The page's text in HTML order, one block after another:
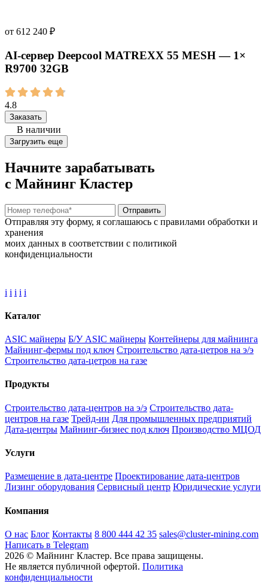
от 612 240 ₽
AI‑сервер Deepcool MATREXX 55 MESH — 1×
R9700 32GB
4.8
Заказать
В наличии
Загрузить еще
Начните зарабатывать
с Майнинг Кластер
Отправить
Отправляя эту форму, я соглашаюсь с правилами обработки и
хранения
моих данных в соответствии с политикой
конфиденциальности
i i i i i
Каталог
ASIC майнеры Б/У ASIC майнеры Контейнеры для майнинга
Майнинг-фермы под ключ Строительство дата-цетров на э/э
Строительство дата-цетров на газе
Продукты
Строительство дата-центров на э/э Строительство дата-
центров на газе Трейд-ин Для промышленных предприятий
Дата-центры Майнинг-бизнес под ключ Производство МЦОД
Услуги
Размещение в дата-центре Проектирование дата-центров
Лизинг оборудования Сервисный центр Юридические услуги
Компания
О нас Блог Контакты 8 800 444 42 35 sales@cluster-mining.com
Написать в Telegram
2026 © Майнинг Кластер. Все права защищены.
Не является публичной офертой. Политика
конфиденциальности